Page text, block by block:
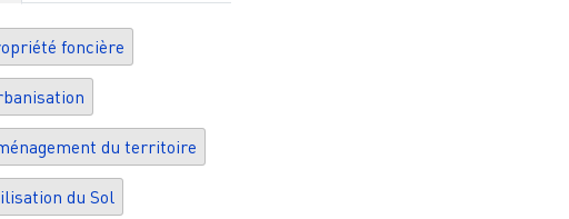
foncière
du territoire
du Sol